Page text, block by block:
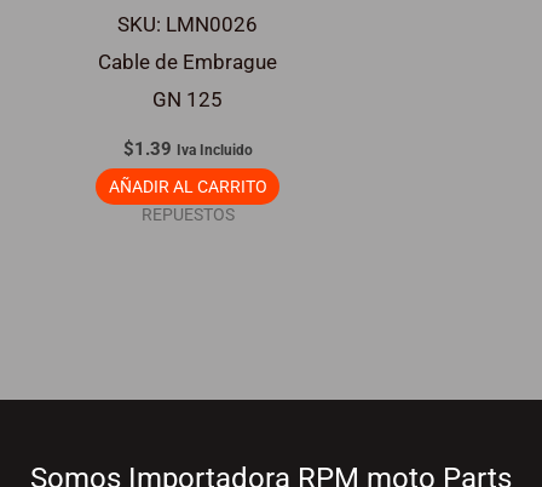
SKU: LMN0026
Cable de Embrague
GN 125
$1.39 Iva Incluido
AÑADIR AL CARRITO
REPUESTOS
Somos Importadora RPM moto Parts